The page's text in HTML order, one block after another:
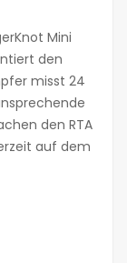
Mini
den
misst 24
den RTA
auf dem